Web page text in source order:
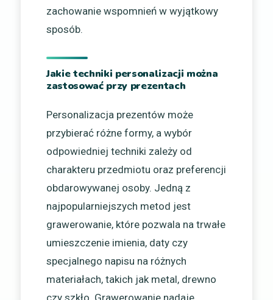
zachowanie wspomnień w wyjątkowy
sposób.
Jakie techniki personalizacji można
zastosować przy prezentach
Personalizacja prezentów może
przybierać różne formy, a wybór
odpowiedniej techniki zależy od
charakteru przedmiotu oraz preferencji
obdarowywanej osoby. Jedną z
najpopularniejszych metod jest
grawerowanie, które pozwala na trwałe
umieszczenie imienia, daty czy
specjalnego napisu na różnych
materiałach, takich jak metal, drewno
czy szkło. Grawerowanie nadaje